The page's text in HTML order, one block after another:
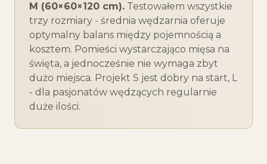
M (60×60×120 cm). Testowałem wszystkie
trzy rozmiary - średnia wędzarnia oferuje
optymalny balans między pojemnością a
kosztem. Pomieści wystarczająco mięsa na
święta, a jednocześnie nie wymaga zbyt
dużo miejsca. Projekt S jest dobry na start, L
- dla pasjonatów wędzących regularnie
duże ilości.